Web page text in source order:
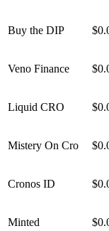
Buy the DIP
Veno Finance
Liquid CRO
Mistery On Cro
Cronos ID
Minted